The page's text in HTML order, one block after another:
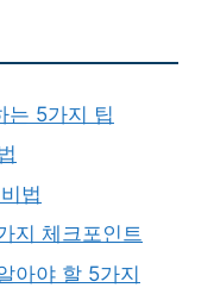
는 5가지 팁
법
지 체크포인트
아야 할 5가지